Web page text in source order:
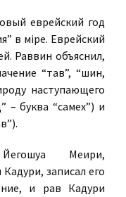
еврейский год
в мiре. Еврейский
Раввин объяснил,
“тав”, “шин,
наступающего
– буква “самех”) и
Меири,
записал его
и рав Кадури